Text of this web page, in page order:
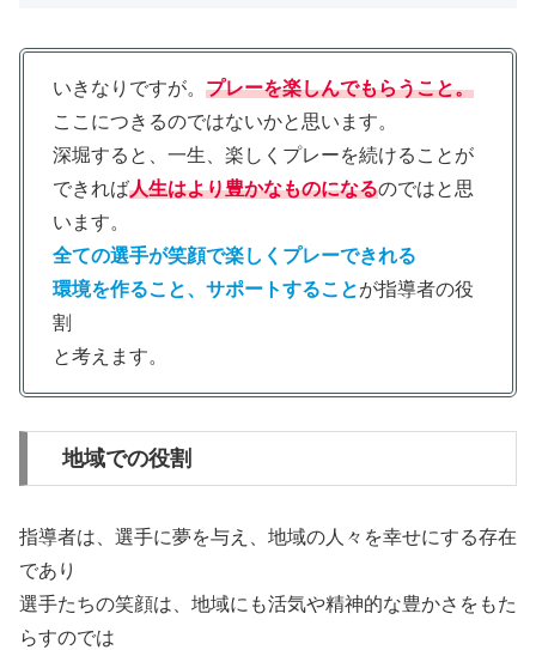
いきなりですが。 プレーを楽しんでもらうこと。
ここにつきるのではないかと思います。
深堀すると、一生、楽しくプレーを続けることが
できれば人生はより豊かなものになるのではと思
います。
全ての選手が笑顔で楽しくプレーできれる
環境を作ること、サポートすることが指導者の役
割
と考えます。
地域での役割
指導者は、選手に夢を与え、地域の人々を幸せにする存在
であり
選手たちの笑顔は、地域にも活気や精神的な豊かさをもた
らすのでは